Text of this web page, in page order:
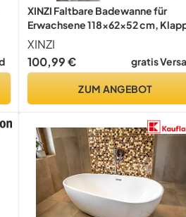
XINZI Faltbare Badewanne für
Erwachsene 118x62x52 cm,
Mit Abdeckung, Massagerollen &
Seifenkorb - Mobil für Kleine
Badezimmer und SPA
XINZI
100,99 €
gratis
ZUM ANGEBOT